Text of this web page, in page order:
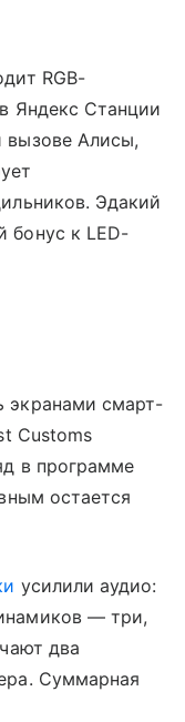
RGB-
Яндекс Станции
вызове Алисы,
Эдакий
бонус к LED-
экранами смарт-
Customs
в программе
остается
усилили аудио:
— три,
два
Суммарная